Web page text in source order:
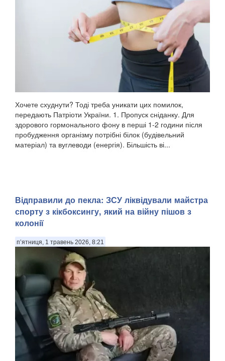
Хочете схуднути? Тоді треба уникати цих помилок,
передають Патріоти України. 1. Пропуск сніданку. Для
здорового гормонального фону в перші 1-2 години після
пробудження організму потрібні білок (будівельний
матеріал) та вуглеводи (енергія). Більшість ві...
Відправили до пекла: ЗСУ ліквідували майстра
спорту з кікбоксингу, який на війну пішов з
колонії
п’ятниця, 1 травень 2026, 8:21